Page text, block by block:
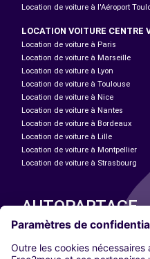
Location de voiture à l'Aéroport
LOCATION VOITURE CENTRE
Location de voiture à Paris
Location de voiture à Marseille
Location de voiture à Lyon
Location de voiture à Toulouse
Location de voiture à Nice
Location de voiture à Nantes
Location de voiture à Bordeaux
Location de voiture à Lille
Location de voiture à Montpellier
Location de voiture à Strasbourg
AUTOPARTAGE
Paris